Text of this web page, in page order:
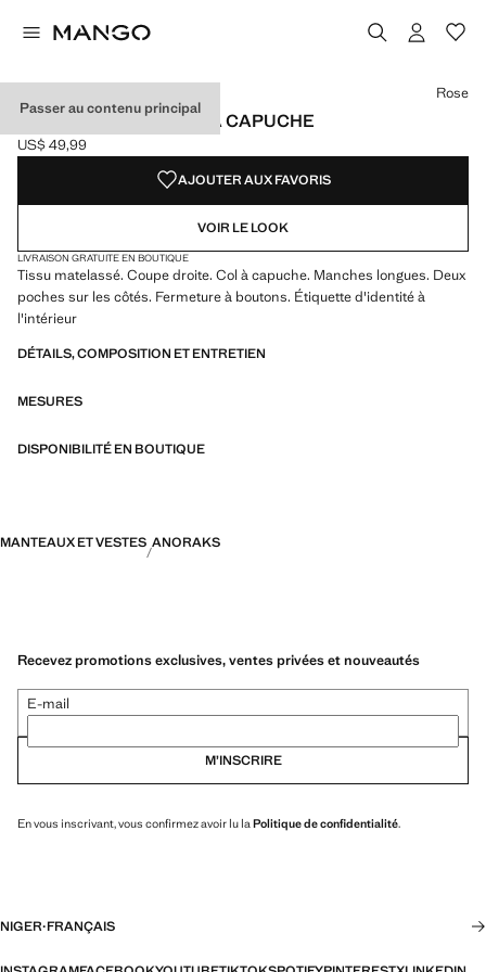
Passer au contenu principal
ANORAK MATELASSÉ À CAPUCHE
Prix actuel [US$ 49,99 ]
US$ 49,99
Choisissez une couleur
Couleur Noir
Couleur Bleu marine
Couleur Écru
Couleur Rose sélectionnée
Rose
AJOUTER AUX FAVORIS
VOIR LE LOOK
LIVRAISON GRATUITE EN BOUTIQUE
Tissu matelassé. Coupe droite. Col à capuche. Manches longues. Deux
poches sur les côtés. Fermeture à boutons. Étiquette d'identité à
l'intérieur
DÉTAILS, COMPOSITION ET ENTRETIEN
MESURES
DISPONIBILITÉ EN BOUTIQUE
MANTEAUX ET VESTES ANORAKS
Recevez promotions exclusives, ventes privées et nouveautés
E-mail
M’INSCRIRE
En vous inscrivant, vous confirmez avoir lu la Politique de confidentialité.
NIGER·FRANÇAIS